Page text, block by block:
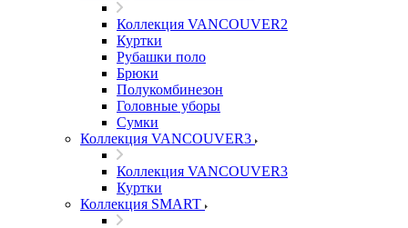
Коллекция VANCOUVER2
Куртки
Рубашки поло
Брюки
Полукомбинезон
Головные уборы
Сумки
Коллекция VANCOUVER3
Коллекция VANCOUVER3
Куртки
Коллекция SMART